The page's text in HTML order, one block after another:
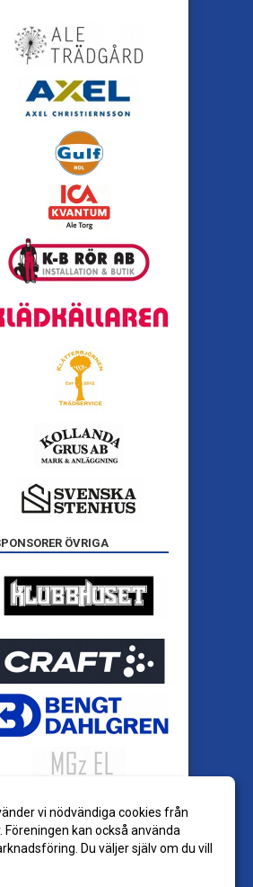
ÖVRIGA
vi nödvändiga cookies från
kan också använda
Du väljer själv om du vill